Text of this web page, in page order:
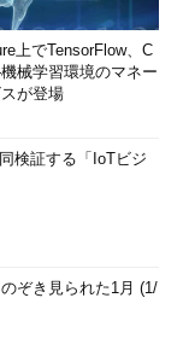
上でTensorFlow、C
械学習環境のマネー
が登場
検証する「IoTビジ
ぞき見られた1月 (1/